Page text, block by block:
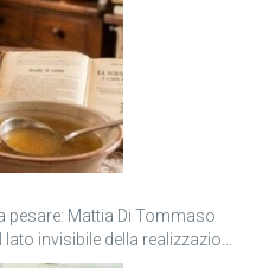
Mattia Di Tommaso
invisibile della realizzazione